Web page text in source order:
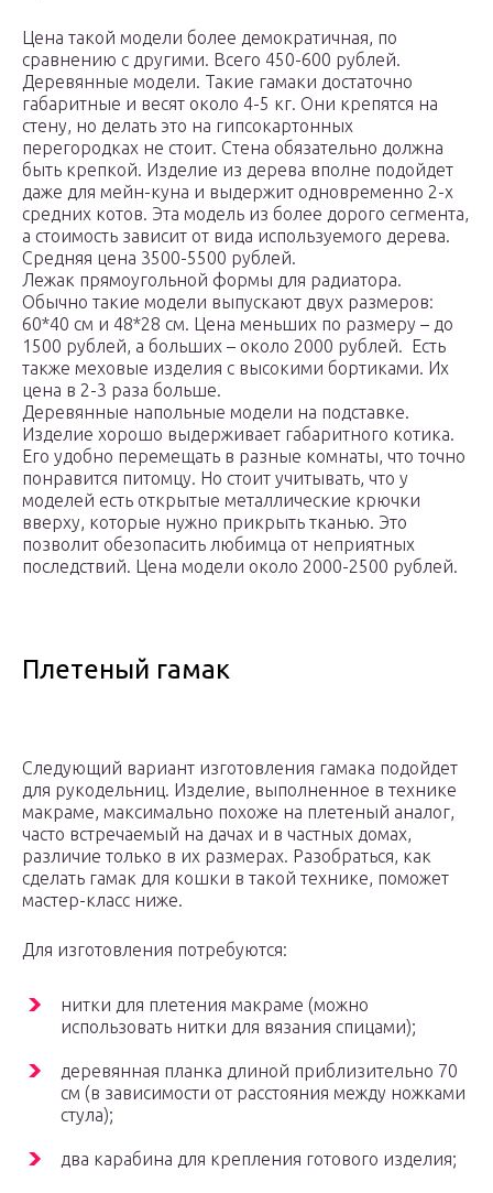
Цена такой модели более демократичная, по
сравнению с другими. Всего 450-600 рублей.
Деревянные модели. Такие гамаки достаточно
габаритные и весят около 4-5 кг. Они крепятся на
стену, но делать это на гипсокартонных
перегородках не стоит. Стена обязательно должна
быть крепкой. Изделие из дерева вполне подойдет
даже для мейн-куна и выдержит одновременно 2-х
средних котов. Эта модель из более дорого сегмента,
а стоимость зависит от вида используемого дерева.
Средняя цена 3500-5500 рублей.
Лежак прямоугольной формы для радиатора.
Обычно такие модели выпускают двух размеров:
60*40 см и 48*28 см. Цена меньших по размеру – до
1500 рублей, а больших – около 2000 рублей. Есть
также меховые изделия с высокими бортиками. Их
цена в 2-3 раза больше.
Деревянные напольные модели на подставке.
Изделие хорошо выдерживает габаритного котика.
Его удобно перемещать в разные комнаты, что точно
понравится питомцу. Но стоит учитывать, что у
моделей есть открытые металлические крючки
вверху, которые нужно прикрыть тканью. Это
позволит обезопасить любимца от неприятных
последствий. Цена модели около 2000-2500 рублей.
Плетеный гамак
Следующий вариант изготовления гамака подойдет
для рукодельниц. Изделие, выполненное в технике
макраме, максимально похоже на плетеный аналог,
часто встречаемый на дачах и в частных домах,
различие только в их размерах. Разобраться, как
сделать гамак для кошки в такой технике, поможет
мастер-класс ниже.
Для изготовления потребуются:
нитки для плетения макраме (можно
использовать нитки для вязания спицами);
деревянная планка длиной приблизительно 70
см (в зависимости от расстояния между ножками
стула);
два карабина для крепления готового изделия;